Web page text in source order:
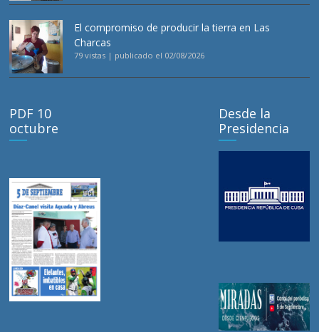
El compromiso de producir la tierra en Las
Charcas
79 vistas | publicado el 02/08/2026
PDF 10
octubre
Desde la
Presidencia